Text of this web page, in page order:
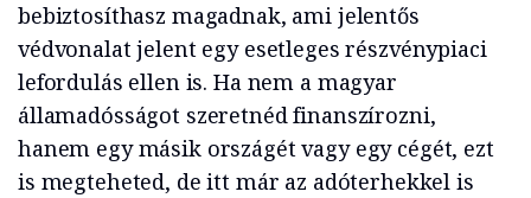
bebiztosíthasz magadnak, ami jelentős
védvonalat jelent egy esetleges részvénypiaci
lefordulás ellen is. Ha nem a magyar
államadósságot szeretnéd finanszírozni,
hanem egy másik országét vagy egy cégét, ezt
is megteheted, de itt már az adóterhekkel is